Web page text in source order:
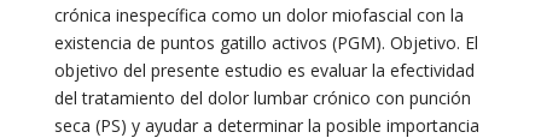
crónica inespecífica como un dolor miofascial con la
existencia de puntos gatillo activos (PGM). Objetivo. El
objetivo del presente estudio es evaluar la efectividad
del tratamiento del dolor lumbar crónico con punción
seca (PS) y ayudar a determinar la posible importancia